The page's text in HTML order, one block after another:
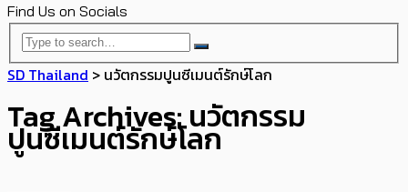
Find Us on Socials
SD Thailand > นวัตกรรมปูนซีเมนต์รักษ์โลก
Tag Archives: นวัตกรรม
ปูนซีเมนต์รักษ์โลก